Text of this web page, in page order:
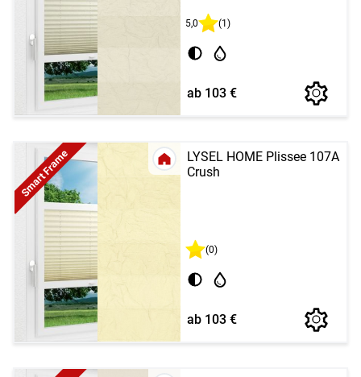
5,0 (1)
ab 103 €
LYSEL HOME Plissee 107A
Crush
Smart Frame
(0)
ab 103 €